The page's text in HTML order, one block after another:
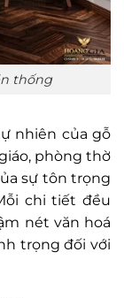
thống
nhiên của gỗ
phòng thờ
sự tôn trọng
chi tiết đều
nét văn hoá
trọng đối với